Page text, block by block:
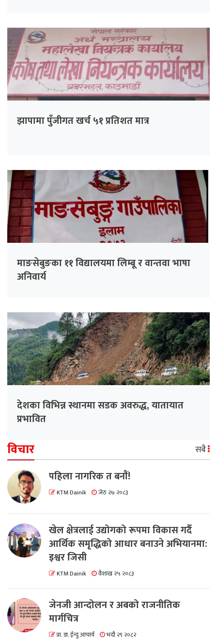
झापामा पुँजीगत खर्च ५१ प्रतिशत मात्र
माङसेबुङका ११ विद्यालयमा लिम्बू र वान्तवा भाषा
अनिवार्य
देशका विभिन्न स्थानमा सडक अवरुद्ध, यातायात
प्रभावित
विचार सबै
पहिला नागरिक त बनाैं!
KTM Dainik जेठ २७ २०८३
खेल क्षेत्रलाई उद्योगको रूपमा विकास गर्दै
आर्थिक समृद्धिको आधार बनाउने अभियानमा:
इश्वर जिसी
KTM Dainik वैशाख २५ २०८३
जेनजी आन्दोलन र अबको राजनीतिक
मार्गचित्र
प्रा. डा. ईन्दु आचार्य भदौ २९ २०८२